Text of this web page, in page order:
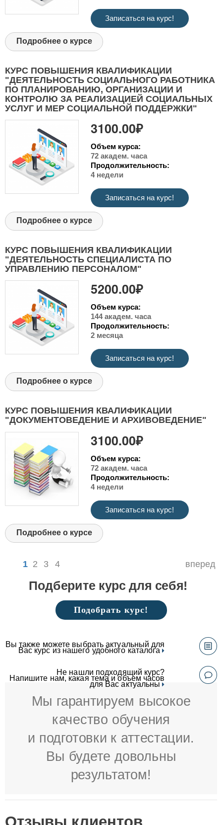
Записаться на курс!
Подробнее о курсе
КУРС ПОВЫШЕНИЯ КВАЛИФИКАЦИИ
"ДЕЯТЕЛЬНОСТЬ СОЦИАЛЬНОГО РАБОТНИКА
ПО ПЛАНИРОВАНИЮ, ОРГАНИЗАЦИИ И
КОНТРОЛЮ ЗА РЕАЛИЗАЦИЕЙ СОЦИАЛЬНЫХ
УСЛУГ И МЕР СОЦИАЛЬНОЙ ПОДДЕРЖКИ"
3100.00₽
Объем курса:
72 академ. часа
Продолжительность:
4 недели
Записаться на курс!
Подробнее о курсе
КУРС ПОВЫШЕНИЯ КВАЛИФИКАЦИИ
"ДЕЯТЕЛЬНОСТЬ СПЕЦИАЛИСТА ПО
УПРАВЛЕНИЮ ПЕРСОНАЛОМ"
5200.00₽
Объем курса:
144 академ. часа
Продолжительность:
2 месяца
Записаться на курс!
Подробнее о курсе
КУРС ПОВЫШЕНИЯ КВАЛИФИКАЦИИ
"ДОКУМЕНТОВЕДЕНИЕ И АРХИВОВЕДЕНИЕ"
3100.00₽
Объем курса:
72 академ. часа
Продолжительность:
4 недели
Записаться на курс!
Подробнее о курсе
1 2 3 4 вперед
Подберите курс для себя!
Подобрать курс!
Вы также можете выбрать актуальный для
Вас курс из нашего удобного каталога
Не нашли подходящий курс?
Напишите нам, какая тема и объем часов
для Вас актуальны
Мы гарантируем высокое
качество обучения
и подготовки к аттестации.
Вы будете довольны
результатом!